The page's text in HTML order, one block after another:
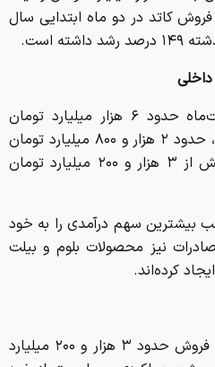
مربوط به فروش داخلی و بیش از ۳ هزار و ۲۰۰ میلیارد تومان
سهم درآمدی را به خود
نیز محصولات بلوم و بیلت
کرده‌اند.
عملکردی بسیار بهتر از خود
به نمایش گذاشت و نزدیک به ۹ هزار و ۴۰۰ میلیارد تومان فروش